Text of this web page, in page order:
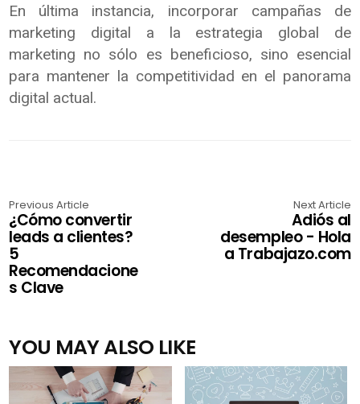
En última instancia, incorporar campañas de
marketing digital a la estrategia global de
marketing no sólo es beneficioso, sino esencial
para mantener la competitividad en el panorama
digital actual.
Previous Article
¿Cómo convertir
leads a clientes?
5
Recomendacione
s Clave
Next Article
Adiós al
desempleo - Hola
a Trabajazo.com
YOU MAY ALSO LIKE